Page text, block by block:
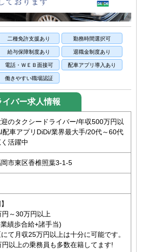
二種免許支援あり 勤務時間選択可
給与保障制度あり 退職金制度あり
電話・ＷＥＢ面接可 配車アプリ導入あり
働きやすい職場認証
バー求人情報
のタクシードライバー/年収500万円以
配車アプリDiDi/業界最大手/20代～60代
活躍中
市東区香椎照葉3-1-5
円～30万円以上
績歩合給+諸手当)
て月収25万円以上は十分に可能です。
円以上の乗務員も多数在籍してます!